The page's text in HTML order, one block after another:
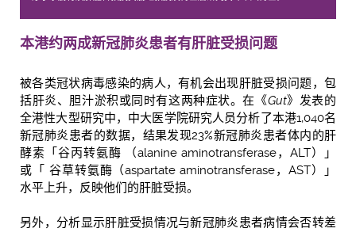
本港约两成新冠肺炎患者有肝脏受损问题
被各类冠状病毒感染的病人，有机会出现肝脏受损问题，包
括肝炎、胆汁淤积或同时有这两种症状。在《Gut》发表的
全港性大型研究中，中大医学院研究人员分析了本港1,040名
新冠肺炎患者的数据，结果发现23%新冠肺炎患者体内的肝
酵素「谷丙转氨酶 （alanine aminotransferase，ALT）」
或「 谷草转氨酶（aspartate aminotransferase，AST）」
水平上升，反映他们的肝脏受损。
另外，分析显示肝脏受损情况与新冠肺炎患者病情会否转差